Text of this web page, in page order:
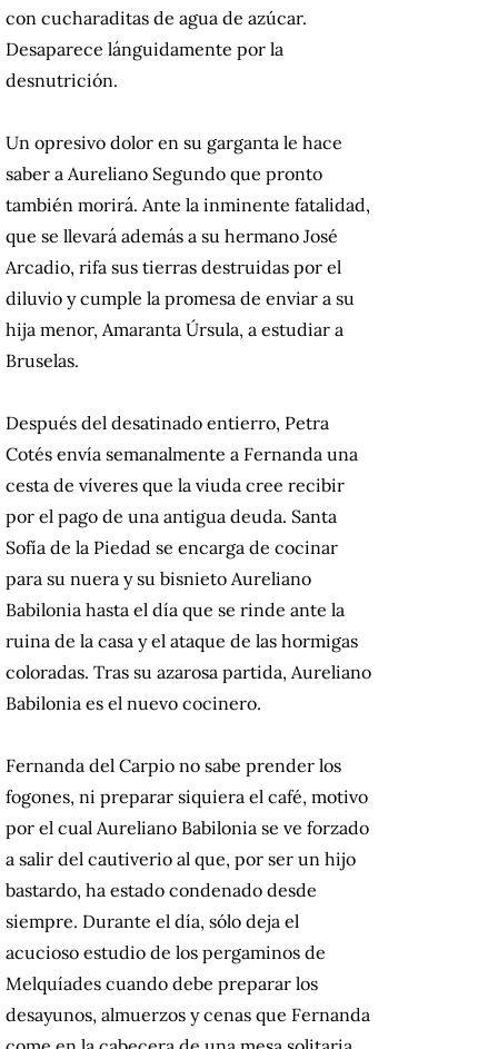
con cucharaditas de agua de azúcar.
Desaparece lánguidamente por la
desnutrición.
Un opresivo dolor en su garganta le hace
saber a Aureliano Segundo que pronto
también morirá. Ante la inminente fatalidad,
que se llevará además a su hermano José
Arcadio, rifa sus tierras destruidas por el
diluvio y cumple la promesa de enviar a su
hija menor, Amaranta Úrsula, a estudiar a
Bruselas.
Después del desatinado entierro, Petra
Cotés envía semanalmente a Fernanda una
cesta de víveres que la viuda cree recibir
por el pago de una antigua deuda. Santa
Sofía de la Piedad se encarga de cocinar
para su nuera y su bisnieto Aureliano
Babilonia hasta el día que se rinde ante la
ruina de la casa y el ataque de las hormigas
coloradas. Tras su azarosa partida, Aureliano
Babilonia es el nuevo cocinero.
Fernanda del Carpio no sabe prender los
fogones, ni preparar siquiera el café, motivo
por el cual Aureliano Babilonia se ve forzado
a salir del cautiverio al que, por ser un hijo
bastardo, ha estado condenado desde
siempre. Durante el día, sólo deja el
acucioso estudio de los pergaminos de
Melquíades cuando debe preparar los
desayunos, almuerzos y cenas que Fernanda